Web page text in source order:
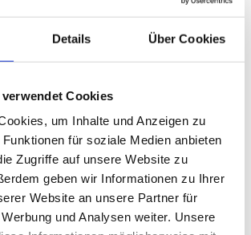
Details Über Cookies
Cookies
um Inhalte und Anzeigen zu
für soziale Medien anbieten
Zugriffe auf unsere Website zu
geben wir Informationen zu Ihrer
Website an unsere Partner für
und Analysen weiter. Unsere